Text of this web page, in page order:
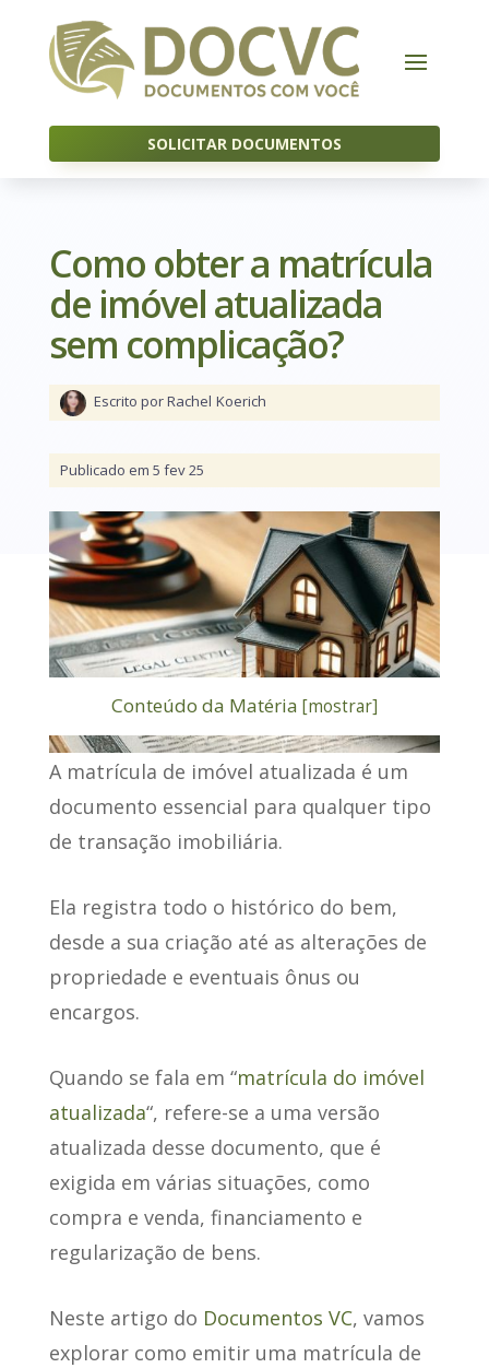
SOLICITAR DOCUMENTOS
Como obter a matrícula
de imóvel atualizada
sem complicação?
Escrito por Rachel Koerich
Publicado em 5 fev 25
Conteúdo da Matéria [mostrar]
A matrícula de imóvel atualizada é um
documento essencial para qualquer tipo
de transação imobiliária.
Ela registra todo o histórico do bem,
desde a sua criação até as alterações de
propriedade e eventuais ônus ou
encargos.
Quando se fala em “matrícula do imóvel
atualizada“, refere-se a uma versão
atualizada desse documento, que é
exigida em várias situações, como
compra e venda, financiamento e
regularização de bens.
Neste artigo do Documentos VC, vamos
explorar como emitir uma matrícula de